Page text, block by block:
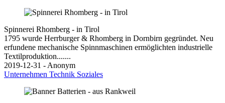
Spinnerei Rhomberg - in Tirol
1795 wurde Herrburger & Rhomberg in Dornbirn gegründet. Neu
erfundene mechanische Spinnmaschinen ermöglichten industrielle
Textilproduktion.......
2019-12-31 - Anonym
Unternehmen Technik Soziales